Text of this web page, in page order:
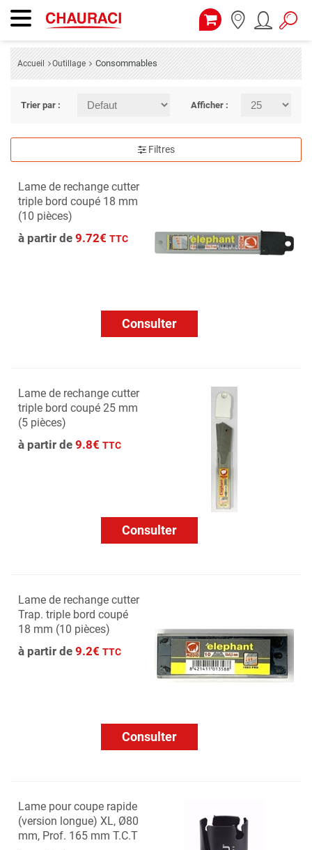
Accueil Outillage Consommables
Trier par : Afficher :
Filtres
Lame de rechange cutter
triple bord coupé 18 mm
(10 pièces)
à partir de 9.72€ TTC
Consulter
Lame de rechange cutter
triple bord coupé 25 mm
(5 pièces)
à partir de 9.8€ TTC
Consulter
Lame de rechange cutter
Trap. triple bord coupé
18 mm (10 pièces)
à partir de 9.2€ TTC
Consulter
Lame pour coupe rapide
(version longue) XL, Ø80
mm, Prof. 165 mm T.C.T